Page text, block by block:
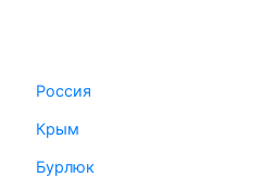
Россия
Крым
Бурлюк